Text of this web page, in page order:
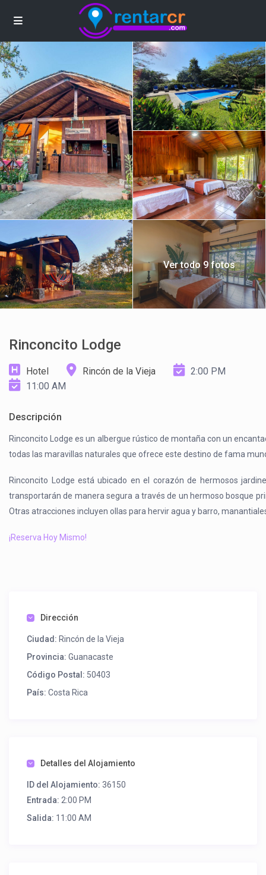
Ver todo 9 fotos
Rinconcito Lodge
Hotel Rincón de la Vieja
2:00 PM
11:00 AM
Descripción
Rinconcito Lodge es un albergue rústico de montaña con un
todas las maravillas naturales que ofrece este destino de fama
Rinconcito Lodge está ubicado en el corazón de hermosos
transportarán de manera segura a través de un hermoso bosque
Otras atracciones incluyen ollas para hervir agua y barro,
¡Reserva Hoy Mismo!
Dirección
Ciudad: Rincón de la Vieja
Provincia: Guanacaste
Código Postal: 50403
País: Costa Rica
Detalles del Alojamiento
ID del Alojamiento: 36150
Entrada: 2:00 PM
Salida: 11:00 AM